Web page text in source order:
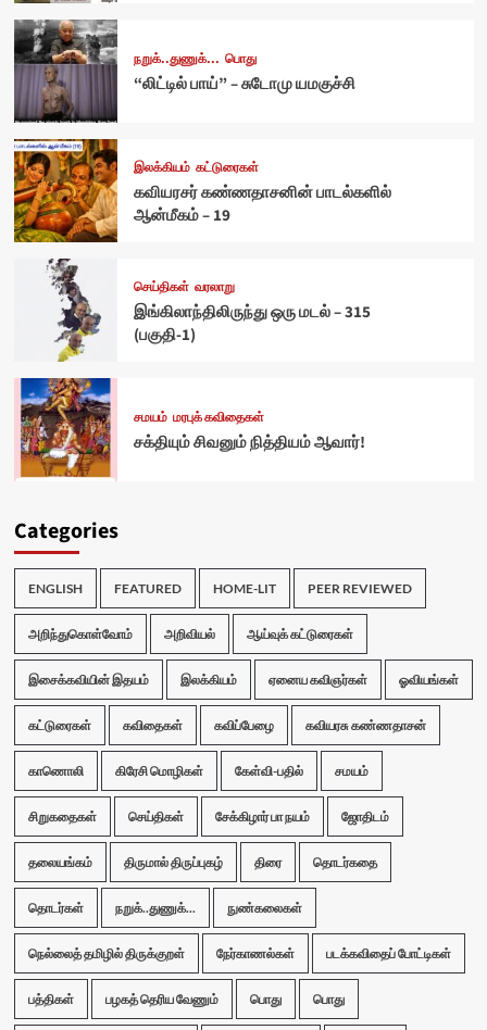
நறுக்..துணுக்... பொது
“லிட்டில் பாய்” – சுடோமு யமகுச்சி
இலக்கியம் கட்டுரைகள்
கவியரசர் கண்ணதாசனின் பாடல்களில்
ஆன்மீகம் – 19
செய்திகள் வரலாறு
இங்கிலாந்திலிருந்து ஒரு மடல் – 315
(பகுதி-1)
சமயம் மரபுக் கவிதைகள்
சக்தியும் சிவனும் நித்தியம் ஆவார்!
Categories
ENGLISH FEATURED HOME-LIT PEER REVIEWED
அறிந்துகொள்வோம் அறிவியல் ஆய்வுக் கட்டுரைகள்
இசைக்கவியின் இதயம் இலக்கியம் ஏனைய கவிஞர்கள் ஓவியங்கள்
கட்டுரைகள் கவிதைகள் கவிப்பேழை கவியரசு கண்ணதாசன்
காணொலி கிரேசி மொழிகள் கேள்வி-பதில் சமயம்
சிறுகதைகள் செய்திகள் சேக்கிழார் பா நயம் ஜோதிடம்
தலையங்கம் திருமால் திருப்புகழ் திரை தொடர்கதை
தொடர்கள் நறுக்..துணுக்... நுண்கலைகள்
நெல்லைத் தமிழில் திருக்குறள் நேர்காணல்கள் படக்கவிதைப் போட்டிகள்
பத்திகள் பழகத் தெரிய வேணும் பொது பொது